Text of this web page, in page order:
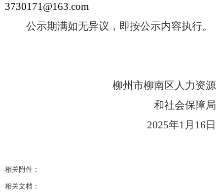
3730171@163.com
公示期满如无异议，即按公示内容执行。
柳州市柳南区人力资源
和社会保障局
2025年1月16日
相关附件：
相关文档：